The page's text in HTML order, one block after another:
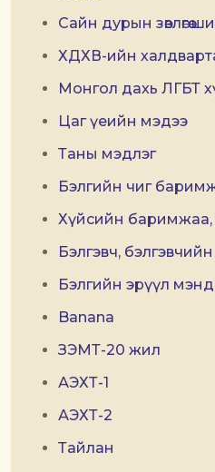
Сайн дурын зөвлөгөө
ХДХВ-ийн
Монгол дахь ЛГБТ
Цаг үеийн мэдээ
Таны мэдлэг
Бэлгийн чиг
Хүйсийн баримжаа,
Бэлгэвч,
Бэлгийн эрүүл мэнд
Banana
ЗЭМТ-20 жил
АЭХТ-1
АЭХТ-2
Тайлан